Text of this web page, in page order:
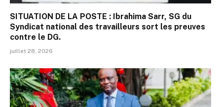
SITUATION DE LA POSTE : Ibrahima Sarr, SG du
Syndicat national des travailleurs sort les preuves
contre le DG.
juillet 28, 2026